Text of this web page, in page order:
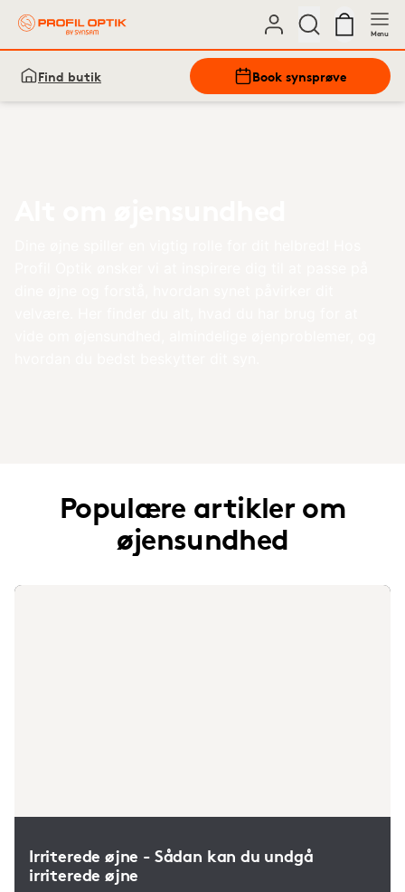
Menu
Find butik Book synsprøve
Populære artikler om
øjensundhed
Irriterede øjne - Sådan kan du undgå
irriterede øjne